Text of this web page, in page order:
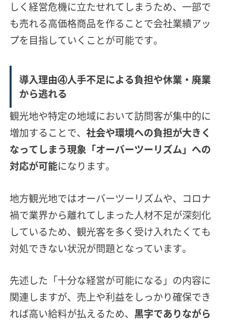
しく経営危機に立たせれてしまうため、一部で
も売れる高価格商品を作ることで会社業績アッ
プを目指していくことが可能です。
導入理由④人手不足による負担や休業・廃業
から逃れる
観光地や特定の地域において訪問客が集中的に
増加することで、社会や環境への負担が大きく
なってしまう現象「オーバーツーリズム」への
対応が可能になります。
地方観光地ではオーバーツーリズムや、コロナ
禍で業界から離れてしまった人材不足が深刻化
しているため、観光客を多く受け入れたくても
対処できない状況が問題となっています。
先述した「十分な経営が可能になる」の内容に
関連しますが、売上や利益をしっかり確保でき
れば高い給料が払えるため、 黒字でありながら